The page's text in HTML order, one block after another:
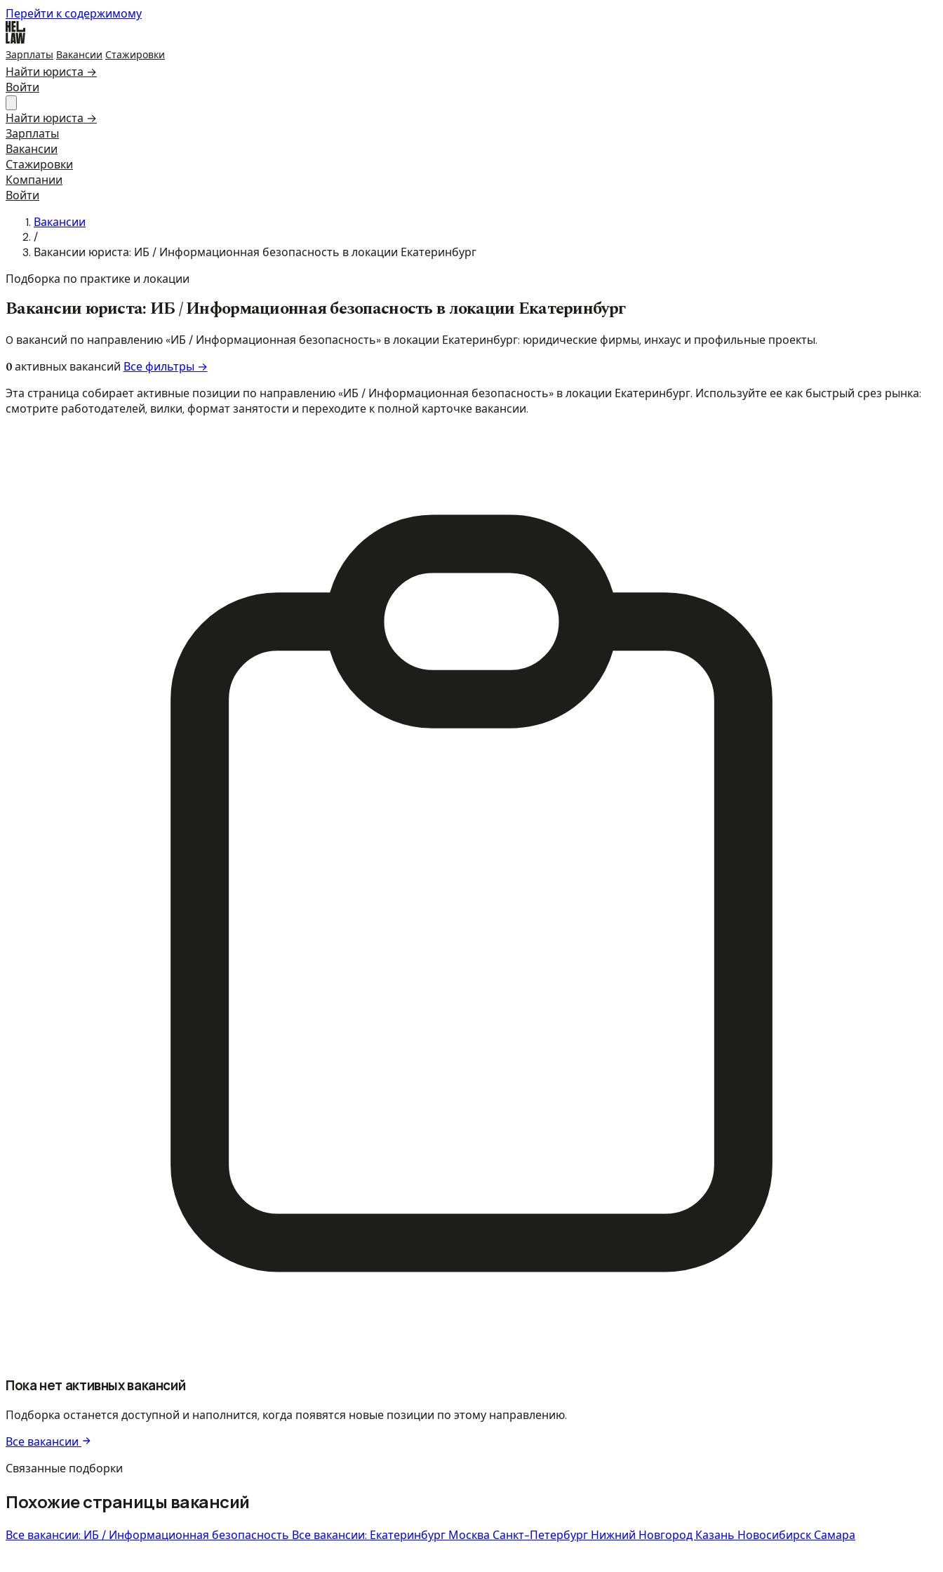
Перейти к содержимому
Зарплаты Вакансии Стажировки
Найти юриста →
Войти
Найти юриста →
Зарплаты
Вакансии
Стажировки
Компании
Войти
Вакансии
/
Вакансии юриста: ИБ / Информационная безопасность в локации Екатеринбург
Подборка по практике и локации
Вакансии юриста: ИБ / Информационная безопасность в локации Екатеринбург
0 вакансий по направлению «ИБ / Информационная безопасность» в локации Екатеринбург: юридические фирмы, инхаус и профильные проекты.
0 активных вакансий Все фильтры →
Эта страница собирает активные позиции по направлению «ИБ / Информационная безопасность» в локации Екатеринбург. Используйте ее как быстрый срез рынка:
смотрите работодателей, вилки, формат занятости и переходите к полной карточке вакансии.
Пока нет активных вакансий
Подборка останется доступной и наполнится, когда появятся новые позиции по этому направлению.
Все вакансии
Связанные подборки
Похожие страницы вакансий
Все вакансии: ИБ / Информационная безопасность Все вакансии: Екатеринбург Москва Санкт-Петербург Нижний Новгород Казань Новосибирск Самара